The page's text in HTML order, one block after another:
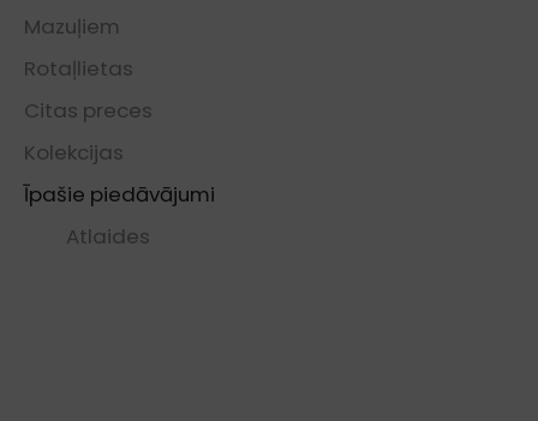
Mazuļiem
Rotaļlietas
Citas preces
Kolekcijas
Īpašie piedāvājumi
Atlaides